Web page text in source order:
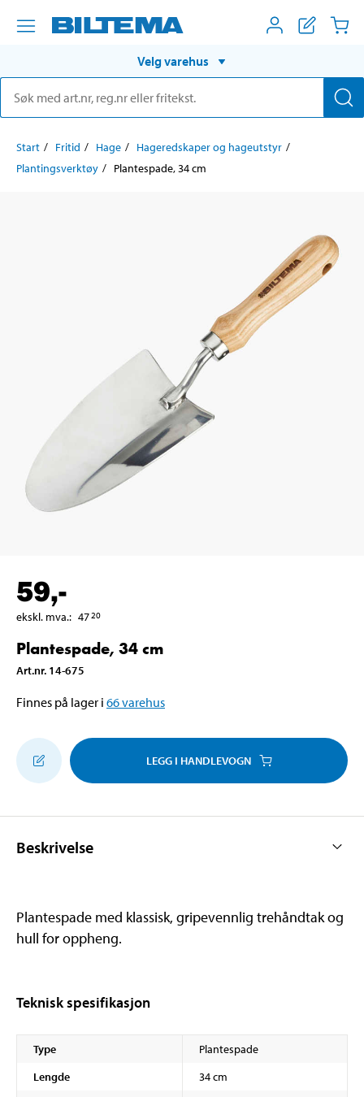
Velg varehus
Start Fritid Hage
Hageredskaper og hageutstyr
Plantingsverktøy
Plantespade, 34 cm
59,-
ekskl. mva.: 4720
Plantespade, 34 cm
Art.nr. 14-675
Finnes på lager i 66varehus
LEGG I HANDLEVOGN
Beskrivelse
Plantespade med klassisk, gripevennlig trehåndtak og
hull for oppheng.
Teknisk spesifikasjon
Type
Plantespade
Lengde
34 cm